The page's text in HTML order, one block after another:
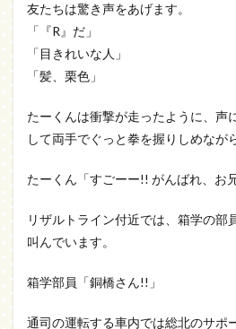
友たちは驚き声をあげます。
「『R』だ」
「目きれいな人」
「髪、栗色」
たーくんは衝撃が走ったように、声
して両手でぐっと拳を握りしめなが
たーくん「すごーー!! がんばれ、お
リザルトライン付近では、箱学の部
叫んでいます。
箱学部員「銅橋さん!!」
通司の運転する車内では総北のサポ